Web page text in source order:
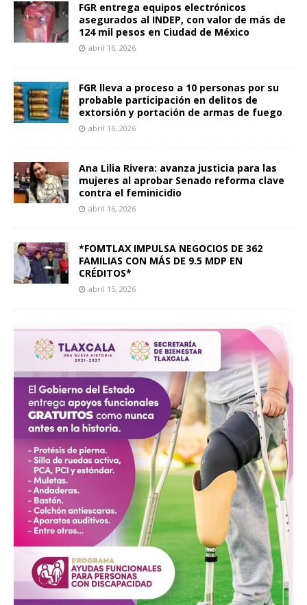
FGR entrega equipos electrónicos
asegurados al INDEP, con valor de más de
124 mil pesos en Ciudad de México
abril 16, 2026
FGR lleva a proceso a 10 personas por su
probable participación en delitos de
extorsión y portación de armas de fuego
abril 16, 2026
Ana Lilia Rivera: avanza justicia para las
mujeres al aprobar Senado reforma clave
contra el feminicidio
abril 16, 2026
*FOMTLAX IMPULSA NEGOCIOS DE 362
FAMILIAS CON MÁS DE 9.5 MDP EN
CRÉDITOS*
abril 15, 2026